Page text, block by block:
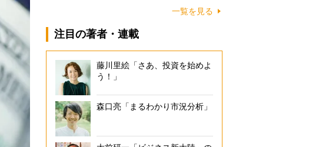
一覧を見る
注目の著者・連載
藤川里絵「さあ、投資を始めよ
う！」
森口亮「まるわかり市況分析」